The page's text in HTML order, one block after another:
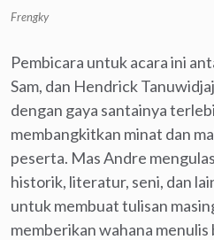
Frengky
Pembicara untuk acara ini
Sam, dan Hendrick
dengan gaya santainya
membangkitkan minat dan
peserta. Mas Andre
historik, literatur, seni, dan
untuk membuat tulisan
memberikan wahana menulis